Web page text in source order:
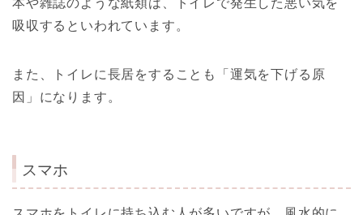
吸収するといわれています。
また、トイレに長居をすることも「運気を下げる原
因」になります。
スマホ